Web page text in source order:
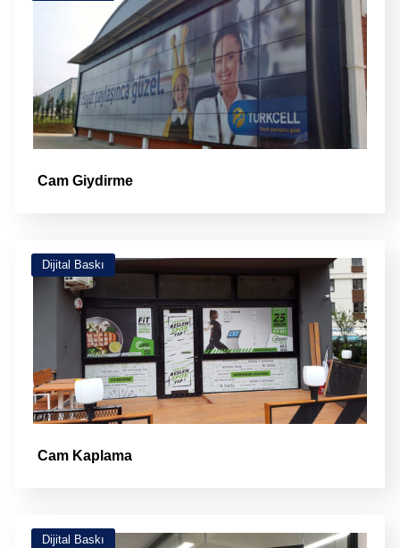
Cam Giydirme
Dijital Baskı
Cam Kaplama
Dijital Baskı